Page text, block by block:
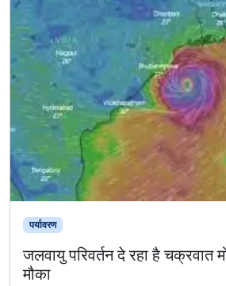
पर्यावरण
जलवायु परिवर्तन दे रहा है चक्रवात
मौका